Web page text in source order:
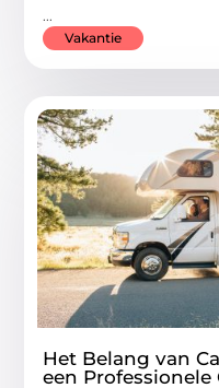
...
Vakantie
Het Belang van
een